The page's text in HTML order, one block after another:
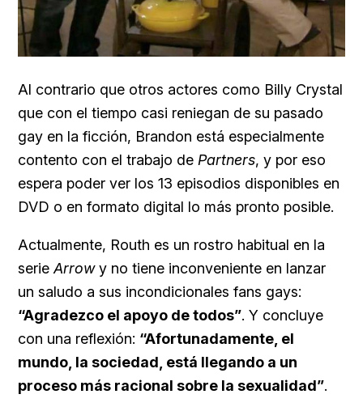
Al contrario que otros actores como Billy Crystal
que con el tiempo casi reniegan de su pasado
gay en la ficción, Brandon está especialmente
contento con el trabajo de Partners, y por eso
espera poder ver los 13 episodios disponibles en
DVD o en formato digital lo más pronto posible.
Actualmente, Routh es un rostro habitual en la
serie Arrowy no tiene inconveniente en lanzar
un saludo a sus incondicionales fans gays:
“Agradezco el apoyo de todos”. Y concluye
con una reflexión: “Afortunadamente, el
mundo, la sociedad, está llegando a un
proceso más racional sobre la sexualidad”.